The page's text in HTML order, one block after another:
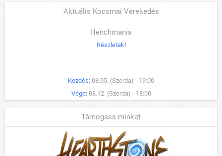
Aktuális Kocsmai Verekedés
Henchmania
Részletek!
Kezdés: 08.05. (Szerda) - 19:00
Vége: 08.12. (Szerda) - 18:00
Támogass minket